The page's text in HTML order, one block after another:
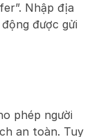
Nhập địa
được gửi
phép người
an toàn. Tuy